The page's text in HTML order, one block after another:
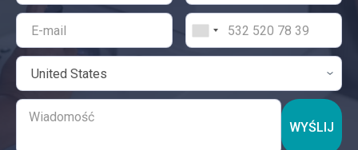
WYŚLIJ